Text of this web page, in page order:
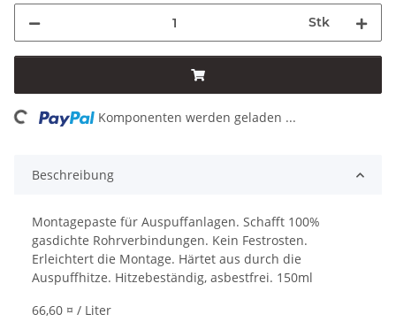
Stk
Komponenten werden geladen ...
Beschreibung
Montagepaste für Auspuffanlagen. Schafft 100%
gasdichte Rohrverbindungen. Kein Festrosten.
Erleichtert die Montage. Härtet aus durch die
Auspuffhitze. Hitzebeständig, asbestfrei. 150ml
66,60 ¤ / Liter